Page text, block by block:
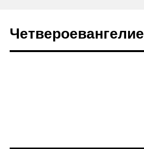
Четвероевангелие